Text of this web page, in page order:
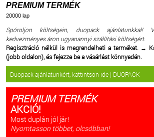
PREMIUM TERMÉK
20000 lap
Spóroljon költségein, duopack ajánlatunkkal!
kedvezményes áron ugyanannyi szállítási költségért.
Regisztráció nélkül is megrendelheti a terméket. →
(jobb oldalon), és fejezze be a vásárlást könnyedén.
Duopack ajánlatunkért, kattintson ide | DUOPACK
PREMIUM TERMÉK
AKCIÓ!
Most duplán jól jár!
Nyomtasson többet, olcsóbban!